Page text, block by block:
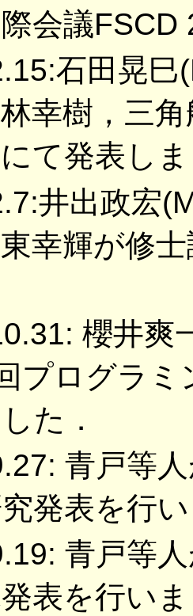
会議
石田晃巳
幸樹，三
て発表し
井出政宏
幸輝が修
櫻井爽
プログラミ
た．
青戸等
発表を行
青戸等
表を行い